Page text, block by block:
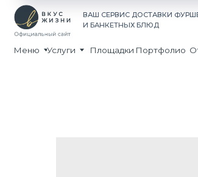
ВАШ СЕРВИС ДОСТАВКИ ФУРШЕТНЫХ
И БАНКЕТНЫХ БЛЮД